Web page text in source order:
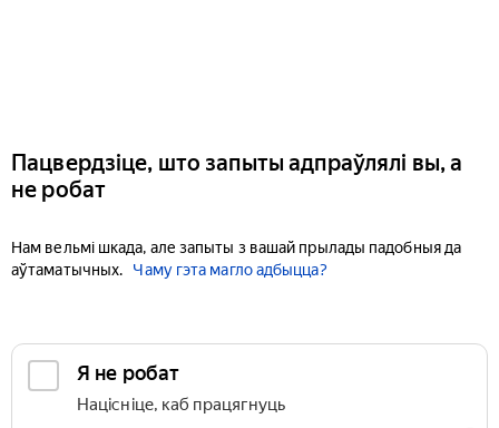
Пацвердзіце, што запыты адпраўлялі вы, а
не робат
Нам вельмі шкада, але запыты з вашай прылады падобныя да
аўтаматычных.
Чаму гэта магло адбыцца?
Я не робат
Націсніце, каб працягнуць